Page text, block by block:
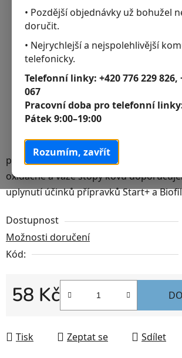
• Pozdější objednávky už bohužel
doručit.
• Nejrychlejší a nejspolehlivější
telefonicky.
Telefonní linky: +420 776 229 826,
067
Pracovní doba pro telefonní
Pátek 9:00–19:00
Rozumím, zavřít
prostředek pro čistou vodu působí
oxidačně a váže stopy kovů
uplynutí účinků přípravků Start+ a
Dostupnost
Možnosti doručení
Kód:
58 Kč
Měrná cena:
Tisk Zeptat se Sdílet